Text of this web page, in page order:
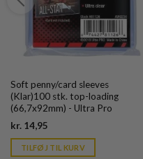
Soft penny/card sleeves
(Klar)100 stk. top-loading
(66,7x92mm) - Ultra Pro
kr. 14,95
is:
kr. 39,95.
TILFØJ TIL KURV